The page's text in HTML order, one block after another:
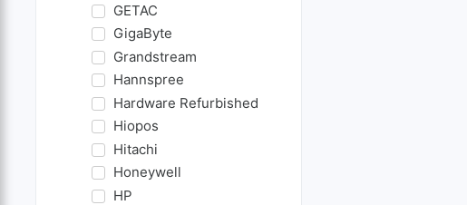
GETAC
GigaByte
Grandstream
Hannspree
Hardware Refurbished
Hiopos
Hitachi
Honeywell
HP